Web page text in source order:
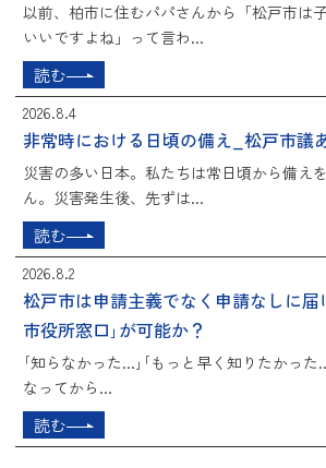
以前、柏市に住むパパさんから「松戸市は
いいですよね」って言わ...
読む
2026.8.4
非常時における日頃の備え_松戸市議
災害の多い日本。私たちは常日頃から備え
ん。災害発生後、先ずは...
読む
2026.8.2
松戸市は申請主義でなく申請なしに届
市役所窓口｣が可能か？
｢知らなかった...｣｢もっと早く知りたかった
なってから...
読む